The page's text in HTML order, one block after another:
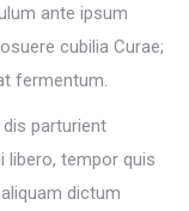
ante ipsum
cubilia Curae;
fermentum.
parturient
libero, tempor quis
dictum